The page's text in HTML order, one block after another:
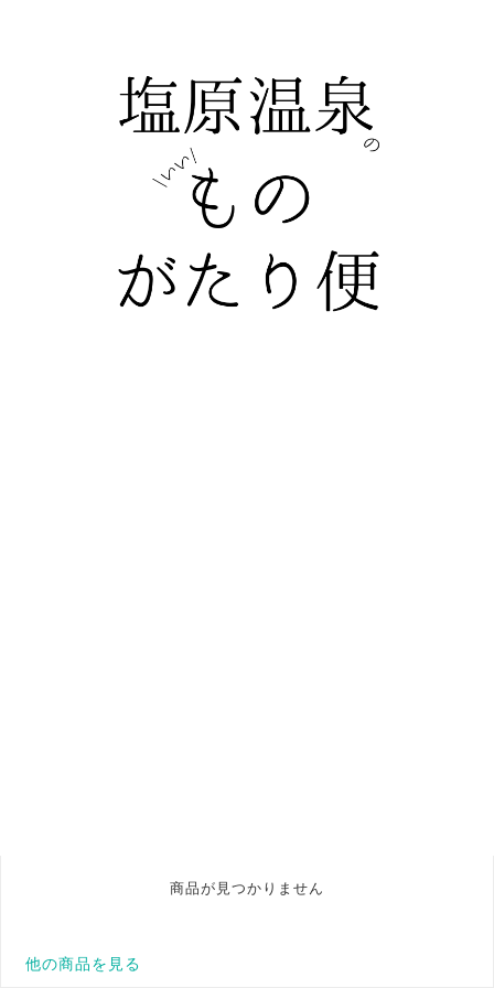
商品が見つかりません
他の商品を見る